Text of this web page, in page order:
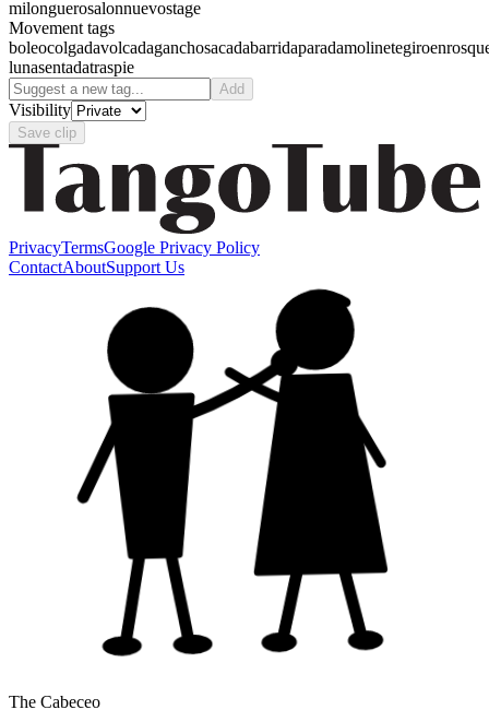
milonguerosalonnuevostage
Movement tags
boleocolgadavolcadaganchosacadabarridaparadamolinetegiro
lunasentadatraspie
Add
Visibility
Save clip
PrivacyTermsGoogle Privacy Policy
ContactAboutSupport Us
The Cabeceo